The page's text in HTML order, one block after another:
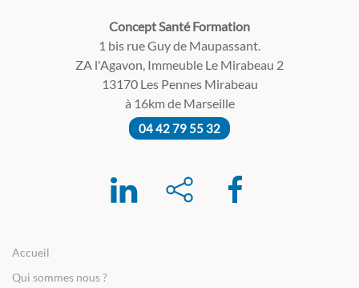
Concept Santé Formation
1 bis rue Guy de Maupassant.
ZA l'Agavon, Immeuble Le Mirabeau 2
13170 Les Pennes Mirabeau
à 16km de Marseille
04 42 79 55 32
Accueil
Qui sommes nous ?